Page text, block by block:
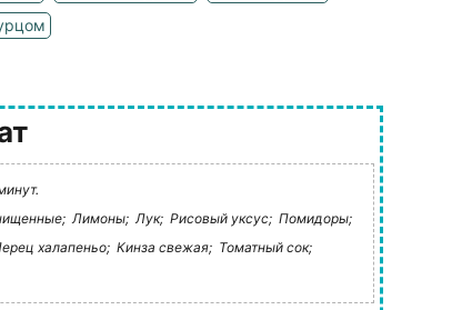
Лимоны; Лук; Рисовый уксус; Помидоры;
халапеньо; Кинза свежая; Томатный сок;